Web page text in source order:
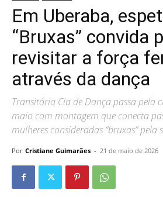
Em Uberaba,
“Bruxas” convida
revisitar a força
através da dança
Transitória Cia de Dança passa pela
maio com montagem que conecta
mulheres consideradas “bruxas” pela
Por Cristiane Guimarães - 21 de maio de 2026